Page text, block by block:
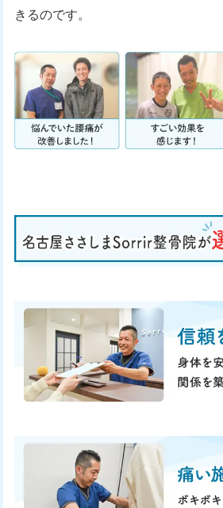
きるのです。